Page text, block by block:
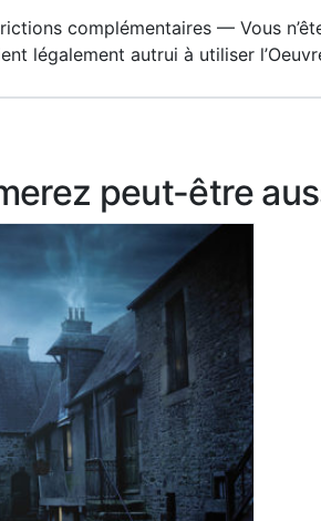
complémentaires — Vous
légalement autrui à utiliser
peut-être